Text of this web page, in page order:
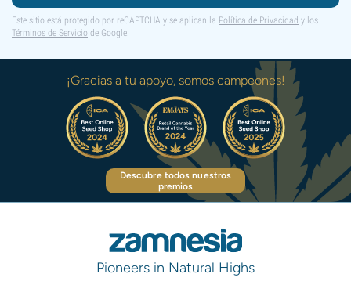
Este sitio está protegido por reCAPTCHA y se aplican la Política de Privacidad y los
Términos de Servicio de Google.
¡Gracias a tu apoyo, somos campeones!
Descubre todos nuestros
premios
Pioneers in Natural Highs